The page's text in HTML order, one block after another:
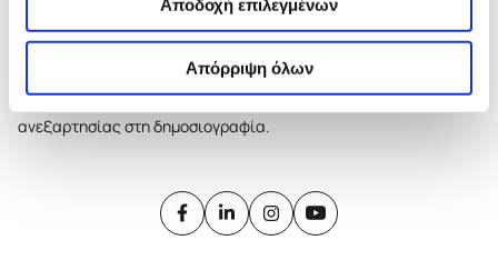
Αποδοχή επιλεγμένων
Απόρριψη όλων
Το iMEdD είναι ένας μη κερδοσκοπικός δημοσιογραφικός
οργανισμός που ιδρύθηκε το 2018 με αποκλειστική δωρεά από
το Ίδρυμα Σταύρος Νιάρχος (ΙΣΝ). Αποστολή του είναι η
ενίσχυση της διαφάνειας, της αξιοπιστίας και της
ανεξαρτησίας στη δημοσιογραφία.